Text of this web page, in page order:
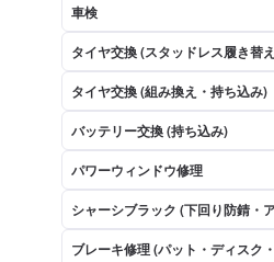
車検
タイヤ交換 (スタッドレス履き替
タイヤ交換 (組み換え・持ち込み)
バッテリー交換 (持ち込み)
パワーウィンドウ修理
シャーシブラック (下回り防錆・
ブレーキ修理 (パット・ディスク